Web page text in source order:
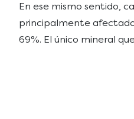
En ese mismo sentido,
principalmente afectado
69%. El único mineral